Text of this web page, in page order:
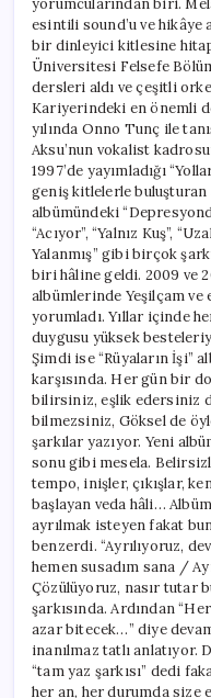
esintili sound’u ve hikâye
bir dinleyici kitlesine
Üniversitesi Felsefe
dersleri aldı ve çeşitli
Kariyerindeki en önemli
yılında Onno Tunç ile
Aksu’nun vokalist
1997’de yayımladığı
geniş kitlelerle buluşturan
albümündeki
“Acıyor”, “Yalnız Kuş”,
Yalanmış” gibi birçok
biri hâline geldi. 2009 ve
albümlerinde Yeşilçam ve
yorumladı. Yıllar içinde
duygusu yüksek
Şimdi ise “Rüyaların İşi”
karşısında. Her gün bir
bilirsiniz, eşlik edersiniz
bilmezsiniz, Göksel de
şarkılar yazıyor. Yeni
sonu gibi mesela.
tempo, inişler, çıkışlar,
başlayan veda hâli…
ayrılmak isteyen fakat
benzerdi. “Ayrılıyoruz,
hemen susadım sana /
Çözülüyoruz, nasır tutar
şarkısında. Ardından
azar bitecek…” diye
inanılmaz tatlı
“tam yaz şarkısı” dedi
her an, her durumda size